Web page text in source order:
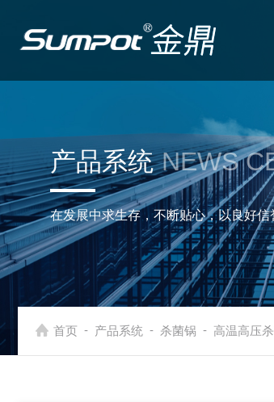
产品系统 NEWS
在发展中求生存，不断贴心，以良好
首页 - 产品系统 - 杀菌锅 - 高温高压